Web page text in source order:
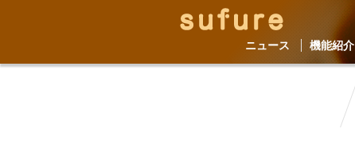
ニュース 機能紹介